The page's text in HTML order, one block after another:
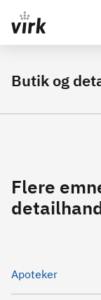
Gå direkte til indhold
Butik og
Flere
Apoteker